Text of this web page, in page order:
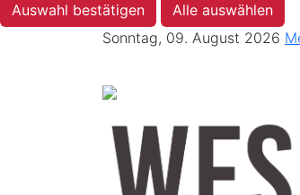
Auswahl bestätigen
Alle auswählen
Sonntag, 09. August 2026